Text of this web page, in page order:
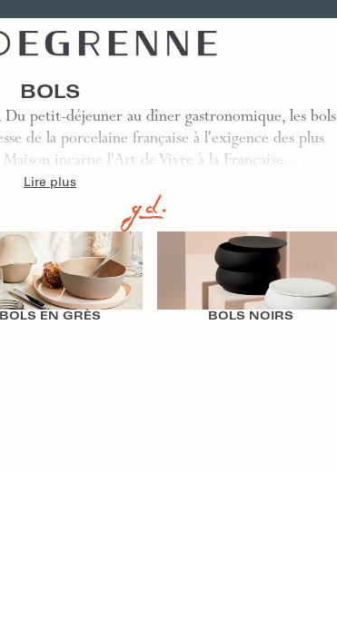
BOLS
Du petit-déjeuner au dîner gastronomique, les bols
de la porcelaine française à l'exigence des plus
incarne l'Art de Vivre à la Française…
Lire plus
BOLS EN GRÈS BOLS NOIRS